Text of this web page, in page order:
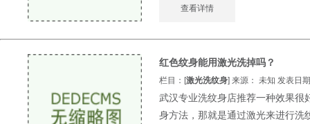
查看详情
红色纹身能用激光洗掉吗？
栏目：[激光洗纹身] 来源： 未知 发表日
武汉专业洗纹身店推荐一种效果很
身方法，那就是通过激光来进行洗